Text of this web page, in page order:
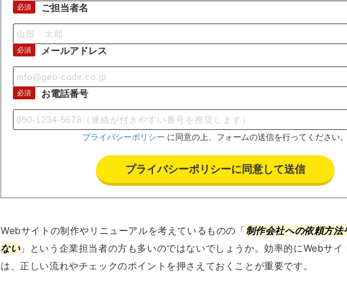
ご担当者名
必須
メールアドレス
必須
お電話番号
必須
プライバシーポリシー に同意の上、フォームの送信を行ってください
プライバシーポリシーに同意して送信
Webサイトの制作やリニューアルを考えているものの「制作会社への依頼方
ない」という企業担当者の方も多いのではないでしょうか。効率的にWebサイ
は、正しい流れやチェックのポイントを押さえておくことが重要です。